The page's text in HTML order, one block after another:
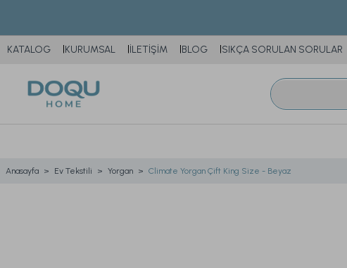
KATALOG KURUMSAL İLETİŞİM BLOG SIKÇA SORULAN SORULAR
Anasayfa Ev Tekstili Yorgan Climate Yorgan Çift King Size - Beyaz